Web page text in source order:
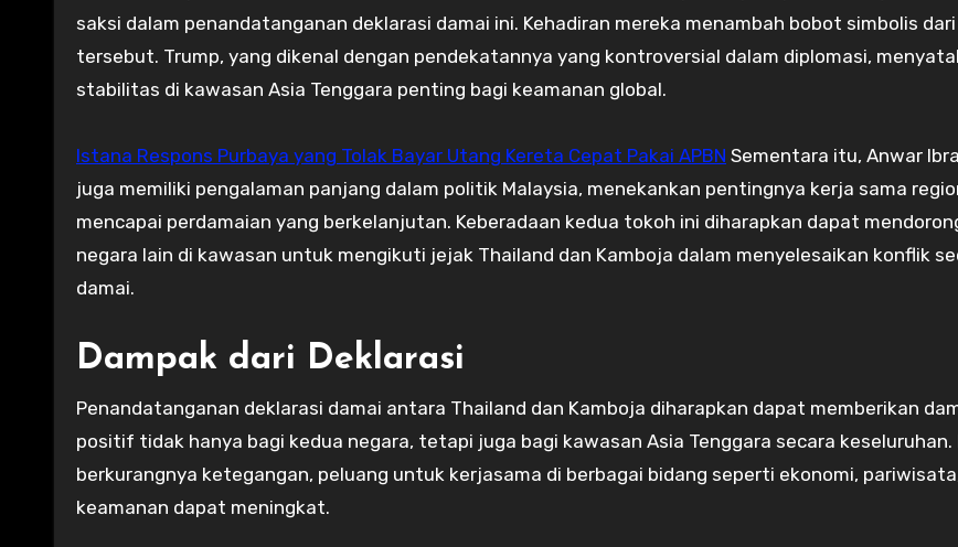
saksi dalam penandatanganan deklarasi damai ini. Kehadiran mereka menambah bobot simbolis
tersebut. Trump, yang dikenal dengan pendekatannya yang kontroversial dalam diplomasi,
stabilitas di kawasan Asia Tenggara penting bagi keamanan global.
Istana Respons Purbaya yang Tolak Bayar Utang Kereta Cepat Pakai APBN Sementara itu, Anwar
juga memiliki pengalaman panjang dalam politik Malaysia, menekankan pentingnya kerja sama
mencapai perdamaian yang berkelanjutan. Keberadaan kedua tokoh ini diharapkan dapat
negara lain di kawasan untuk mengikuti jejak Thailand dan Kamboja dalam menyelesaikan konflik
damai.
Dampak dari Deklarasi
Penandatanganan deklarasi damai antara Thailand dan Kamboja diharapkan dapat memberikan
positif tidak hanya bagi kedua negara, tetapi juga bagi kawasan Asia Tenggara secara keseluruhan.
berkurangnya ketegangan, peluang untuk kerjasama di berbagai bidang seperti ekonomi,
keamanan dapat meningkat.